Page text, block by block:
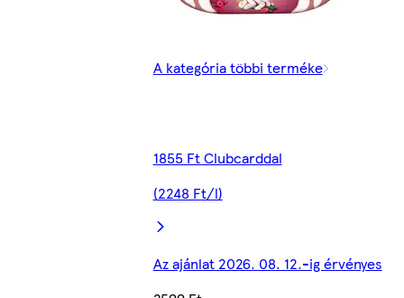
A kategória többi terméke
1855 Ft Clubcarddal
(2248 Ft/l)
Az ajánlat 2026. 08. 12.-ig érvényes